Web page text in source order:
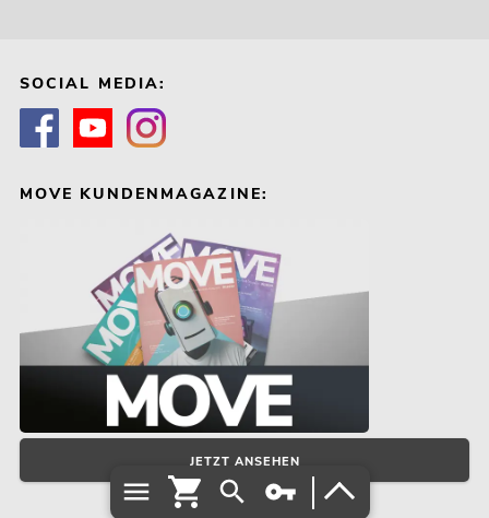
SOCIAL MEDIA:
MOVE KUNDENMAGAZINE:
JETZT ANSEHEN